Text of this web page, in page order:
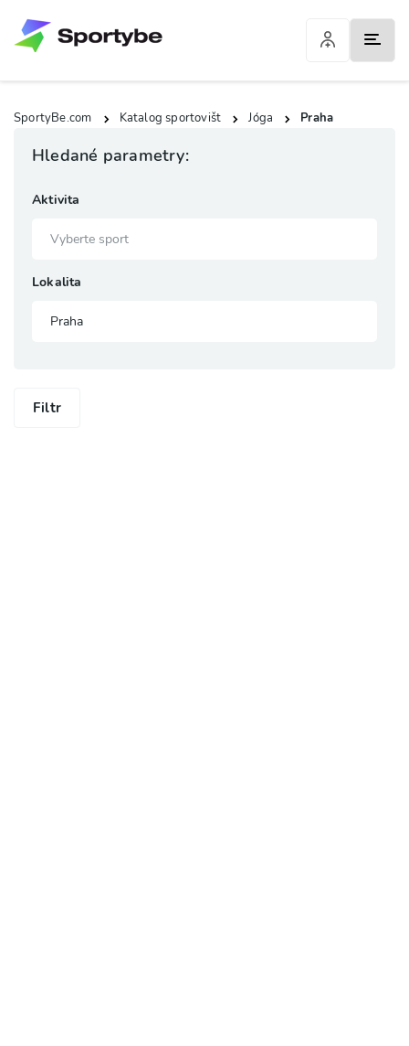
SportyBe.com Katalog sportovišt Jóga Praha
Hledané parametry:
Aktivita
Lokalita
Filtr